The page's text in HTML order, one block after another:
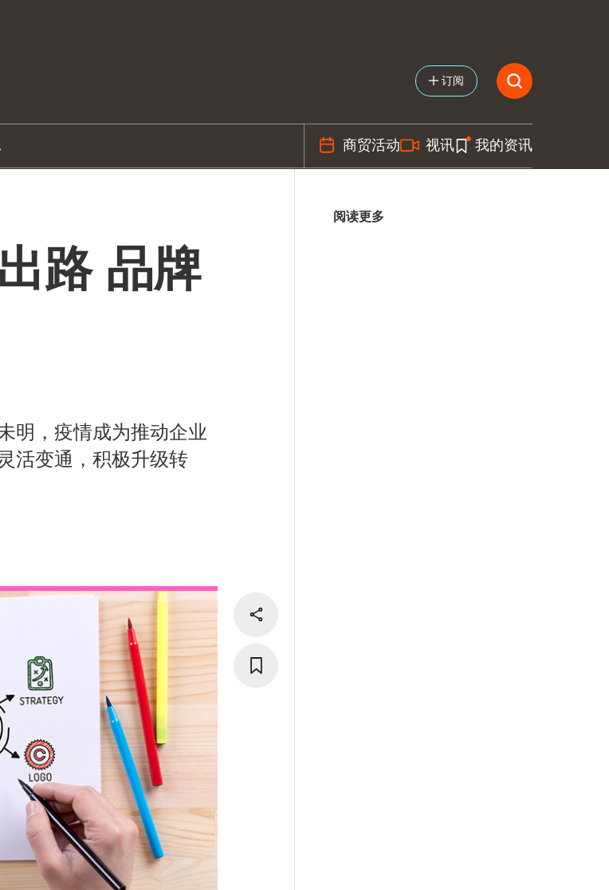
订阅
商贸活动 视讯 我的资讯
路 品牌
明，疫情成为推动企业
活变通，积极升级转
阅读更多